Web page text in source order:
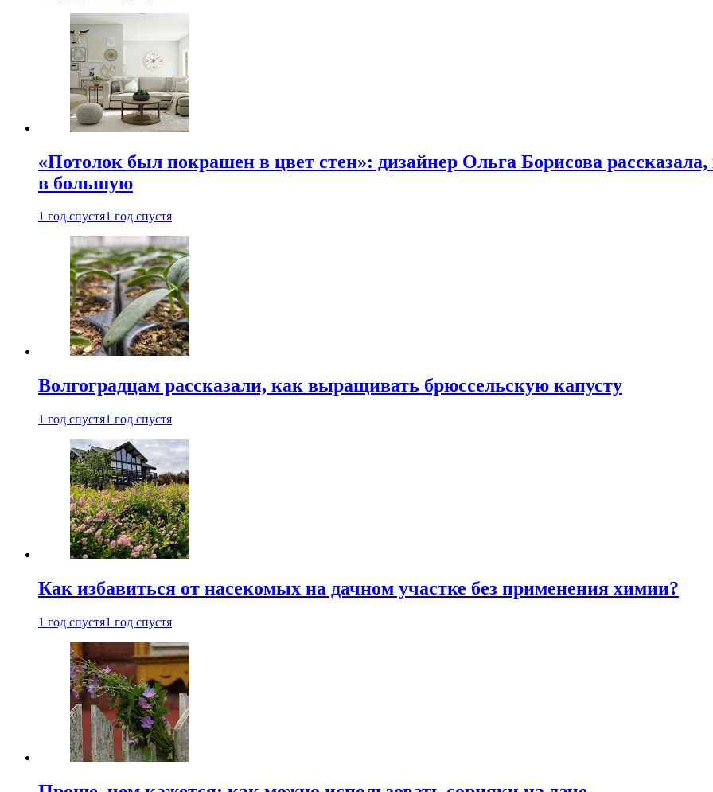
«Потолок был покрашен в цвет стен»: дизайнер Ольга Борисова
в большую
1 год спустя1 год спустя
Волгоградцам рассказали, как выращивать брюссельскую капусту
1 год спустя1 год спустя
Как избавиться от насекомых на дачном участке без применения химии?
1 год спустя1 год спустя